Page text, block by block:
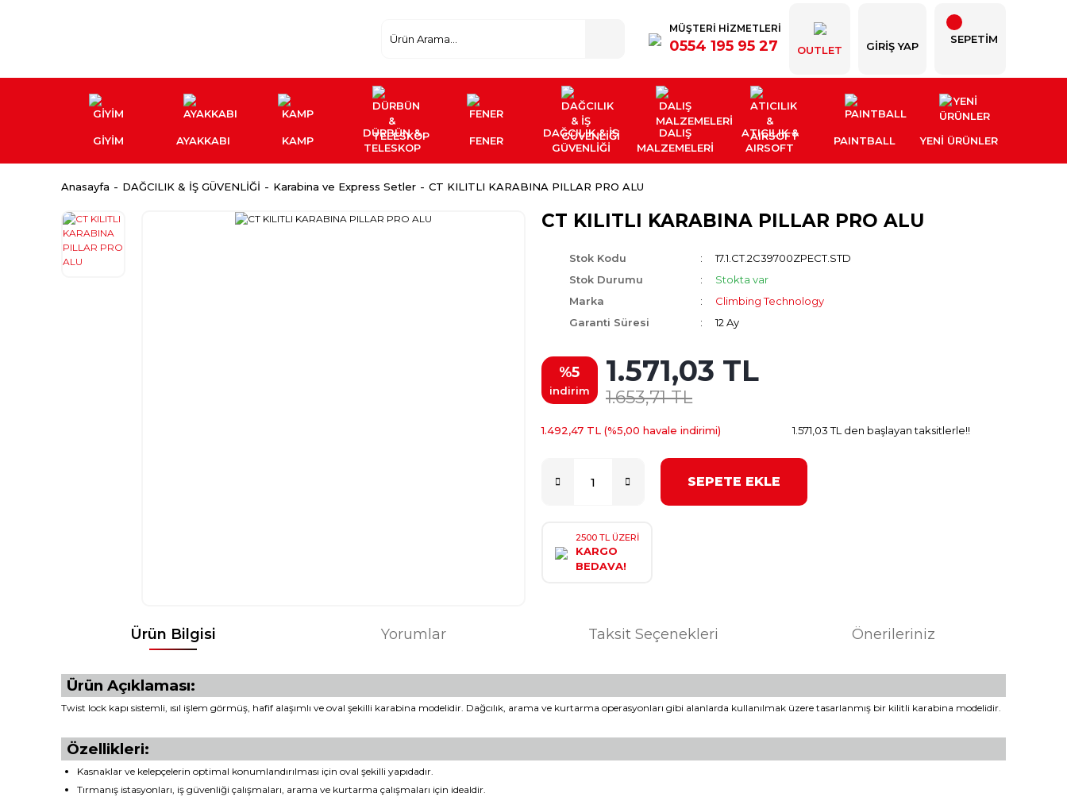
MÜŞTERİ HİZMETLERİ
0554 195 95 27 OUTLET GIRIŞ YAP
SEPETİM
GİYİM AYAKKABI KAMP
DÜRBÜN &
TELESKOP
FENER
DAĞCILIK & İŞ
GÜVENLİĞİ
DALIŞ
MALZEMELERİ
ATICILIK &
AIRSOFT
PAINTBALL YENI ÜRÜNLER
Anasayfa DAĞCILIK & İŞ GÜVENLİĞİ Karabina ve Express Setler CT KILITLI KARABINA PILLAR PRO ALU
CT KILITLI KARABINA PILLAR PRO ALU
Stok Kodu
17.1.CT.2C39700ZPECT.STD
Stok Durumu
Stokta var
Marka
Climbing Technology
Garanti Süresi
12 Ay
%5
indirim
1.571,03 TL
1.653,71 TL
1.492,47 TL (%5,00 havale indirimi) 1.571,03 TL den başlayan taksitlerle!!
SEPETE EKLE
2500 TL ÜZERİ
KARGO
BEDAVA!
Ürün Bilgisi Yorumlar Taksit Seçenekleri Önerileriniz
Ürün Açıklaması:
Twist lock kapı sistemli, ısıl işlem görmüş, hafif alaşımlı ve oval şekilli karabina modelidir. Dağcılık, arama ve kurtarma operasyonları gibi alanlarda kullanılmak üzere tasarlanmış bir kilitli karabina modelidir.
Özellikleri:
Kasnaklar ve kelepçelerin optimal konumlandırılması için oval şekilli yapıdadır.
Tırmanış istasyonları, iş güvenliği çalışmaları, arama ve kurtarma çalışmaları için idealdir.